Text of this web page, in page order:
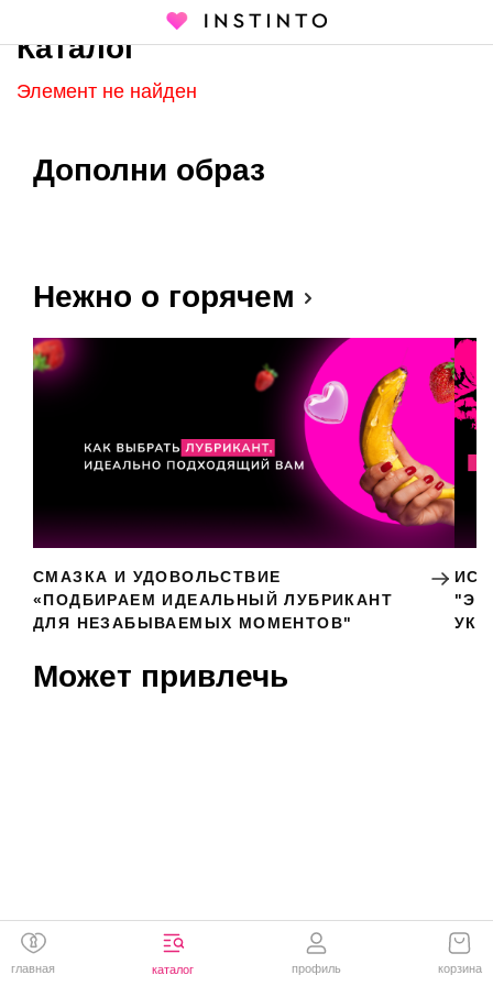
Каталог
Каталог
Элемент не найден
Дополни образ
Нежно о горячем
СМАЗКА И УДОВОЛЬСТВИЕ
«ПОДБИРАЕМ ИДЕАЛЬНЫЙ ЛУБРИКАНТ
ДЛЯ НЕЗАБЫВАЕМЫХ МОМЕНТОВ"
Может привлечь
главная каталог профиль корзина